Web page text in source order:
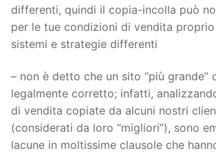
differenti, quindi il copia-incolla può
per le tue condizioni di vendita
sistemi e strategie differenti
– non è detto che un sito “più grande”
legalmente corretto; infatti,
di vendita copiate da alcuni nostri
(considerati da loro “migliori”), sono
lacune in moltissime clausole che